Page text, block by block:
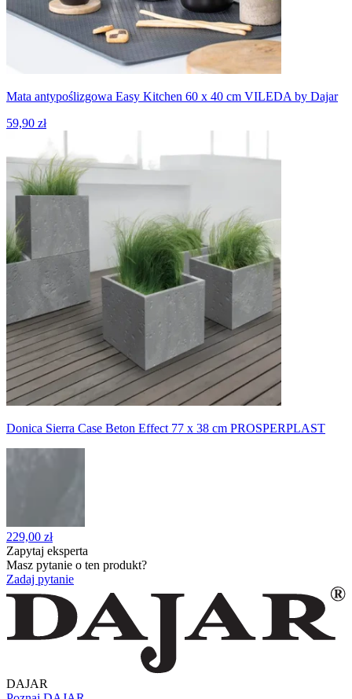
Mata antypoślizgowa Easy Kitchen 60 x 40 cm VILEDA by Dajar
59,90 zł
Donica Sierra Case Beton Effect 77 x 38 cm PROSPERPLAST
229,00 zł
Zapytaj eksperta
Masz pytanie o ten produkt?
Zadaj pytanie
DAJAR